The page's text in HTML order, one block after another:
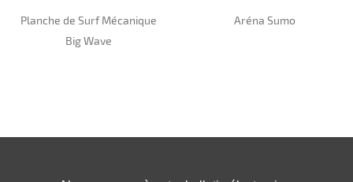
Planche de Surf Mécanique
Big Wave
Aréna Sumo